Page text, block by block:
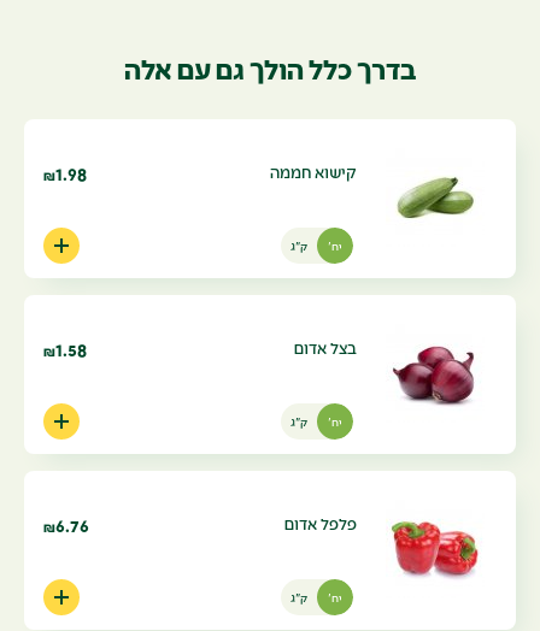
בדרך כלל הולך גם עם אלה
קישוא חממה ₪1.98
יח' ק"ג
בצל אדום ₪1.58
יח' ק"ג
פלפל אדום ₪6.76
יח' ק"ג